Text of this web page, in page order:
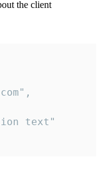
the client
text"